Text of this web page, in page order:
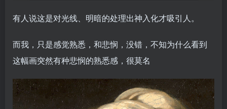
有人说这是对光线、明暗的处理出神入化才吸引人。
而我，只是感觉熟悉，和悲悯，没错，不知为什么看到
这幅画突然有种悲悯的熟悉感，很莫名